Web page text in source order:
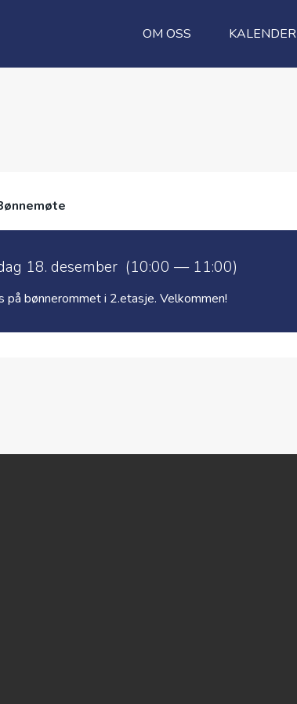
OM OSS KALENDER
18. desember (10:00 — 11:00)
på bønnerommet i 2.etasje. Velkommen!